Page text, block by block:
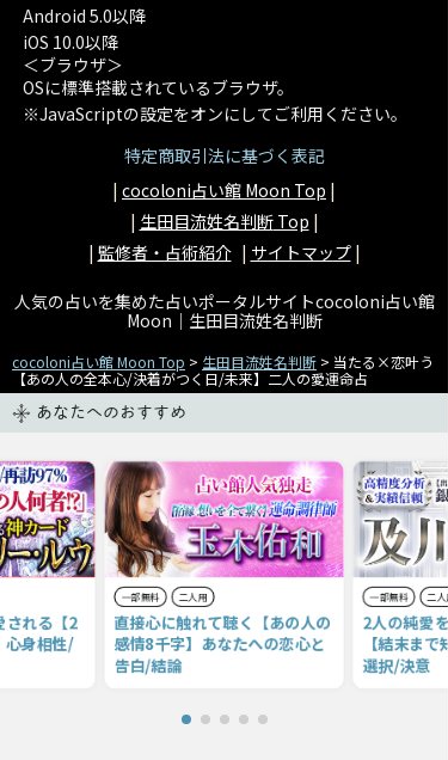
Android 5.0以降
iOS 10.0以降
＜ブラウザ＞
OSに標準搭載されているブラウザ。
※JavaScriptの設定をオンにしてご利用ください。
特定商取引法に基づく表記
| cocoloni占い館 Moon Top |
| 生田目流姓名判断Top |
| 監修者・占術紹介 | サイトマップ|
人気の占いを集めた占いポータルサイトcocoloni占い館
Moon｜ 生田目流姓名判断
cocoloni占い館 Moon Top > 生田目流姓名判断 > 当たる×恋叶う
【あの人の全本心/決着がつく日/未来】二人の愛運命占
あなたへのおすすめ
される【2
心身相性/
一部無料 二人用
直接心に触れて聴く【あの人の
感情8千字】あなたへの恋心と
告白/結論
一部無料 二人用
2人の純愛
【結末ま
選択/決意